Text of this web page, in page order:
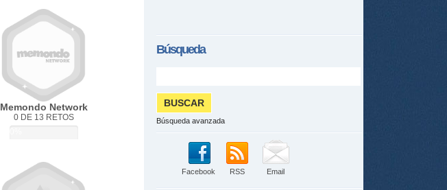
Memondo Network
0 DE 13 RETOS
Búsqueda
Búsqueda avanzada
Facebook RSS Email